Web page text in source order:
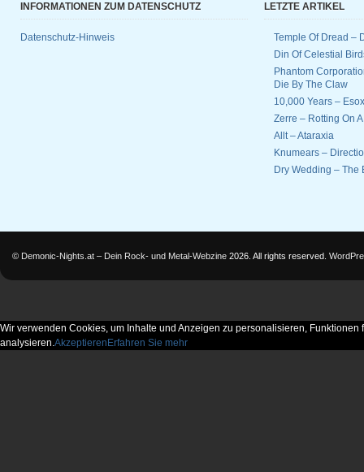
INFORMATIONEN ZUM DATENSCHUTZ
Datenschutz-Hinweis
LETZTE ARTIKEL
Temple Of Dread –
Din Of Celestial
Phantom
Die By The Claw
10,000 Years –
Zerre – Rotting On
Allt – Ataraxia
Knumears –
Dry Wedding – The
© Demonic-Nights.at – Dein Rock- und Metal-Webzine 2026. All rights reserved.
Wir verwenden Cookies, um Inhalte und Anzeigen zu personalisieren,
analysieren.Akzeptieren Erfahren Sie mehr